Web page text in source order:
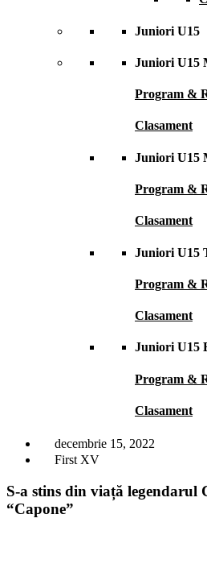
Juniori U15
Juniori U15
Program &
Clasament
Juniori U15
Program &
Clasament
Juniori U15
Program &
Clasament
Juniori U15
Program &
Clasament
decembrie 15, 2022
First XV
S-a stins din viață legendarul
“Capone”